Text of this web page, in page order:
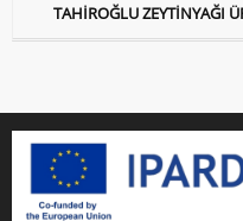
TAHİROĞLU ZEYTİNYAĞI